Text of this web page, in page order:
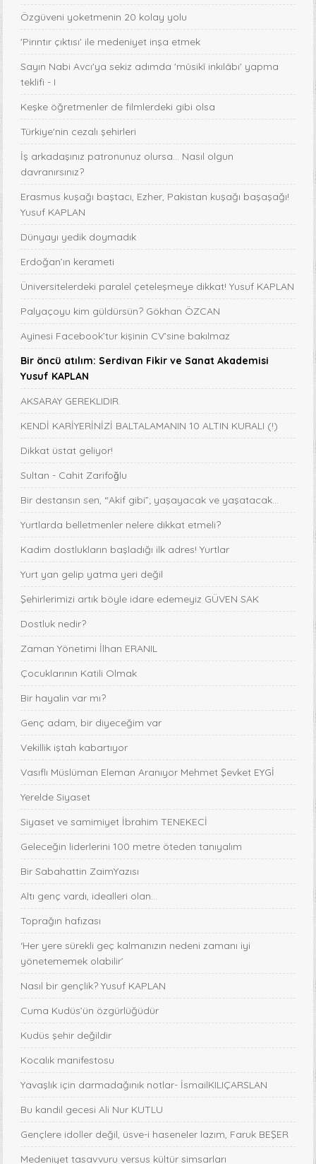
Özgüveni yoketmenin 20 kolay yolu
'Pirıntır çıktısı' ile medeniyet inşa etmek
Sayın Nabi Avcı'ya sekiz adımda 'mûsikî inkılâbı' yapma
teklifi - I
Keşke öğretmenler de filmlerdeki gibi olsa
Türkiye'nin cezalı şehirleri
İş arkadaşınız patronunuz olursa… Nasıl olgun
davranırsınız?
Erasmus kuşağı baştacı, Ezher, Pakistan kuşağı başaşağı!
Yusuf KAPLAN
Dünyayı yedik doymadık
Erdoğan’ın kerameti
Üniversitelerdeki paralel çeteleşmeye dikkat! Yusuf KAPLAN
Palyaçoyu kim güldürsün? Gökhan ÖZCAN
Ayinesi Facebook’tur kişinin CV’sine bakılmaz
Bir öncü atılım: Serdivan Fikir ve Sanat Akademisi
Yusuf KAPLAN
AKSARAY GEREKLIDIR.
KENDİ KARİYERİNİZİ BALTALAMANIN 10 ALTIN KURALI (!)
Dikkat üstat geliyor!
Sultan - Cahit Zarifoğlu
Bir destansın sen, “Akif gibi”; yaşayacak ve yaşatacak...
Yurtlarda belletmenler nelere dikkat etmeli?
Kadim dostlukların başladığı ilk adres! Yurtlar
Yurt yan gelip yatma yeri değil
Şehirlerimizi artık böyle idare edemeyiz GÜVEN SAK
Dostluk nedir?
Zaman Yönetimi İlhan ERANIL
Çocuklarının Katili Olmak
Bir hayalin var mı?
Genç adam, bir diyeceğim var
Vekillik iştah kabartıyor
Vasıflı Müslüman Eleman Aranıyor Mehmet Şevket EYGİ
Yerelde Siyaset
Siyaset ve samimiyet İbrahim TENEKECİ
Geleceğin liderlerini 100 metre öteden tanıyalım
Bir Sabahattin ZaimYazısı
Altı genç vardı, idealleri olan...
Toprağın hafızası
‘Her yere sürekli geç kalmanızın nedeni zamanı iyi
yönetememek olabilir’
Nasıl bir gençlik? Yusuf KAPLAN
Cuma Kudüs’ün özgürlüğüdür
Kudüs şehir değildir
Kocalık manifestosu
Yavaşlık için darmadağınık notlar- İsmailKILIÇARSLAN
Bu kandil gecesi Ali Nur KUTLU
Gençlere idoller değil, üsve-i haseneler lazım, Faruk BEŞER
Medeniyet tasavvuru versus kültür simsarları